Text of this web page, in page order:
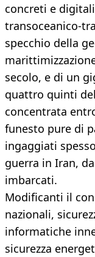
concreti e
transoceanico-
specchio della
secolo, e di un
quattro quinti
concentrata
funesto pure di
ingaggiati
guerra in Iran,
imbarcati.
Modificanti il
nazionali,
informatiche
sicurezza